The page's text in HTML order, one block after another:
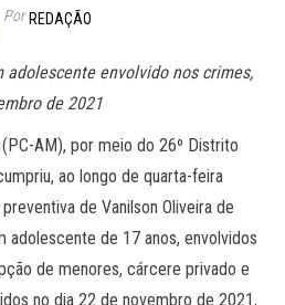
Por REDAÇÃO
adolescente envolvido nos crimes,
de 2021
AM), por meio do 26º Distrito
ao longo de quarta-feira
de Vanilson Oliveira de
adolescente de 17 anos, envolvidos
de menores, cárcere privado e
no dia 22 de novembro de 2021,